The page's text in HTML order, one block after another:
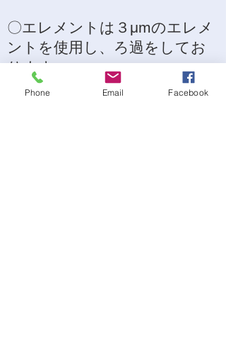
​〇エレメントは３μmのエレメ
ントを使用し、ろ過をしてお
ります。
Phone Email Facebook